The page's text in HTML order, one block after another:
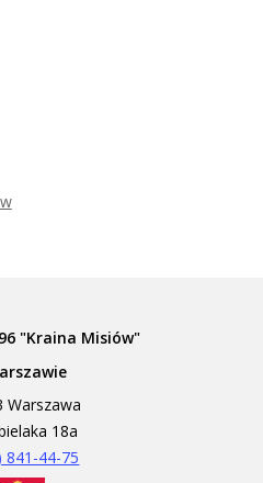
migowego
"Kraina Misiów"
Warszawa
18a
841-44-75